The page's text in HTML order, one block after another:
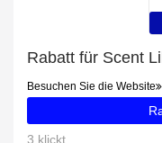
Besuchen Sie die Website
3 klickt